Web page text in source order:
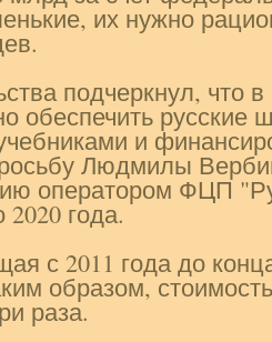
их нужно
подчеркнул, что
обеспечить русские
и
Людмилы
оператором ФЦП
года.
с 2011 года до
образом,
раза.